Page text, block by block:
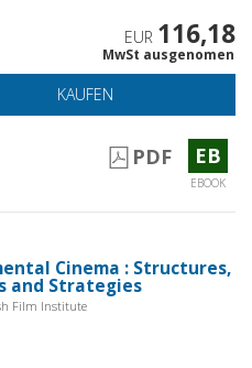
EUR 116,18
MwSt ausgenomen
KAUFEN
PDF EB
EBOOK
Cinema : Structures,
and Strategies
Film Institute